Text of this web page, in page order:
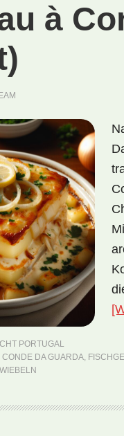
à
PORTUGAL
CONDE DA GUARDA,